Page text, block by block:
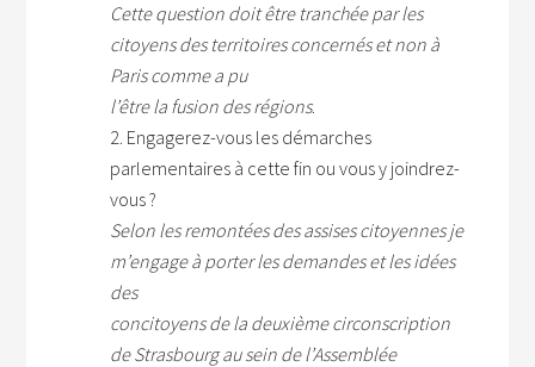
Cette question doit être tranchée par les
citoyens des territoires concernés et non à
Paris comme a pu
l’être la fusion des régions.
2. Engagerez-vous les démarches
parlementaires à cette fin ou vous y joindrez-
vous ?
Selon les remontées des assises citoyennes je
m’engage à porter les demandes et les idées
des
concitoyens de la deuxième circonscription
de Strasbourg au sein de l’Assemblée